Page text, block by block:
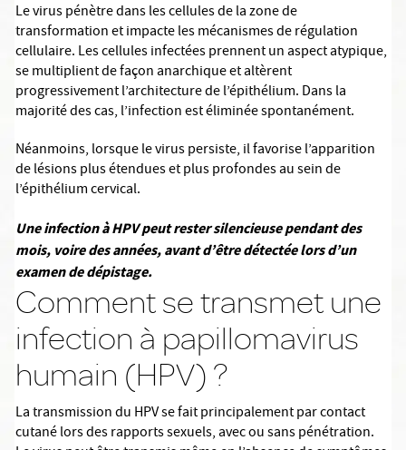
Le virus pénètre dans les cellules de la zone de
transformation et impacte les mécanismes de régulation
cellulaire. Les cellules infectées prennent un aspect atypique,
se multiplient de façon anarchique et altèrent
progressivement l’architecture de l’épithélium. Dans la
majorité des cas, l’infection est éliminée spontanément.
Néanmoins, lorsque le virus persiste, il favorise l’apparition
de lésions plus étendues et plus profondes au sein de
l’épithélium cervical.
Une infection à HPV peut rester silencieuse pendant des
mois, voire des années, avant d’être détectée lors d’un
examen de dépistage.
Comment se transmet une
infection à papillomavirus
humain (HPV) ?
La transmission du HPV se fait principalement par contact
cutané lors des rapports sexuels, avec ou sans pénétration.